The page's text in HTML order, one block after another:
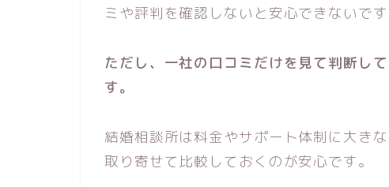
ミや評判を確認しないと安心できないです
ただし、一社の口コミだけを見て判断し
す。
結婚相談所は料金やサポート体制に大き
取り寄せて比較しておくのが安心です。